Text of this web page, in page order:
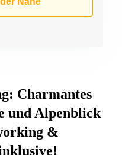
Charmantes
und Alpenblick
&